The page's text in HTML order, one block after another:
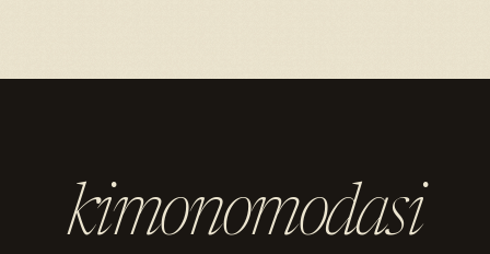
kimonomodasi